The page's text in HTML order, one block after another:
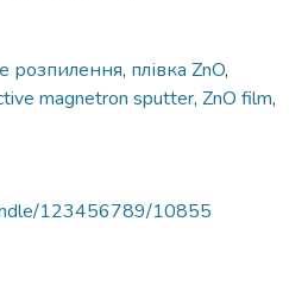
розпилення, плівка ZnO,
magnetron sputter, ZnO film,
123456789/10855